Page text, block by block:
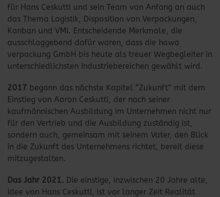
für Hans Ceskutti und sein Team von Anfang an auch
das Thema Logistik, Disposition von Verpackungen,
Kanban und VMI. Entscheidende Merkmale, die
ausschlaggebend dafür waren, dass die hawa
verpackung GmbH bis heute als treuer Wegbegleiter in
unterschiedlichsten Industriebereichen gewählt wird.
2017 begann das nächste Kapitel “Zukunft” mit dem
Einstieg von Aaron Ceskutti, der nach seiner
kaufmännischen Ausbildung im Unternehmen nicht nur
für den Vertrieb und die Ausbildung zuständig ist,
sondern auch, gemeinsam mit seinem Vater, den Blick
in die Zukunft des Unternehmens richtet, bereit diese
mitzugestalten.
Das Jahr 2021. Die einstige, inzwischen 20 Jahre alte,
Idee von Hans Ceskutti, ist vor langer Zeit Realität